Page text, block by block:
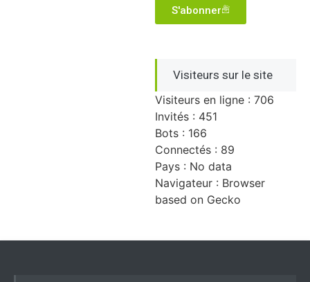
S'abonner
Visiteurs sur le site
Visiteurs en ligne : 706
Invités : 451
Bots : 166
Connectés : 89
Pays : No data
Navigateur : Browser
based on Gecko